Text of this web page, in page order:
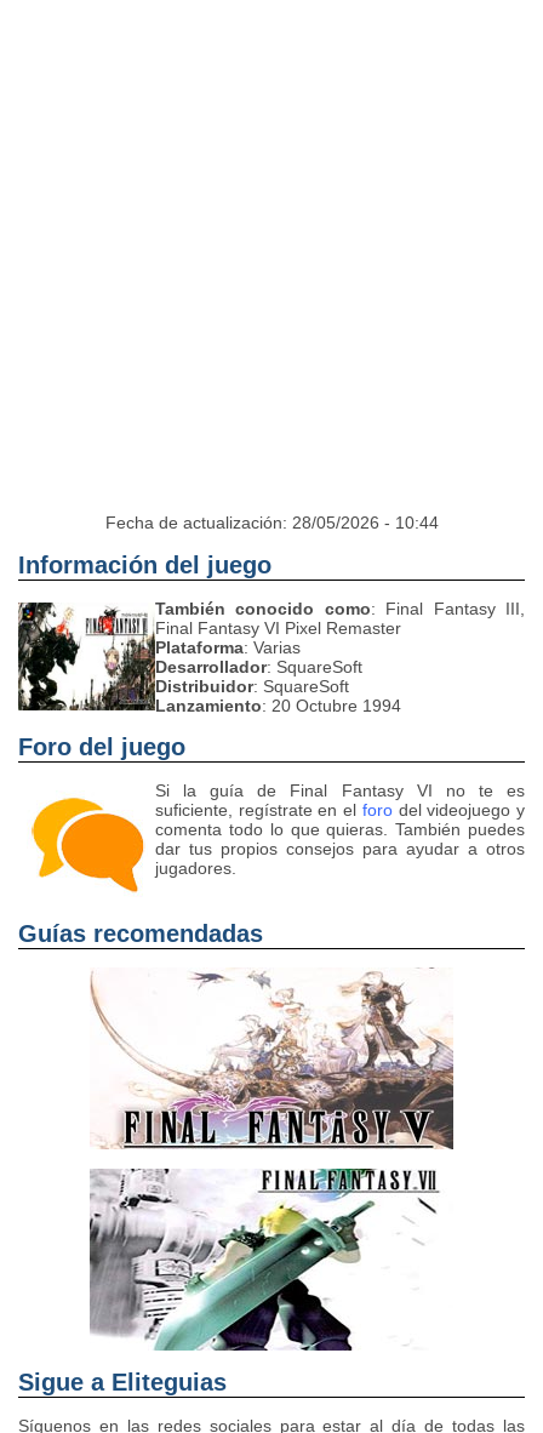
Fecha de actualización: 28/05/2026 - 10:44
Información del juego
También conocido como: Final Fantasy III,
Final Fantasy VI Pixel Remaster
Plataforma: Varias
Desarrollador: SquareSoft
Distribuidor: SquareSoft
Lanzamiento: 20 Octubre 1994
Foro del juego
Si la guía de Final Fantasy VI no te es
suficiente, regístrate en el forodel videojuego y
comenta todo lo que quieras. También puedes
dar tus propios consejos para ayudar a otros
jugadores.
Guías recomendadas
Sigue a Eliteguias
Síguenos en las redes sociales para estar al día de todas las